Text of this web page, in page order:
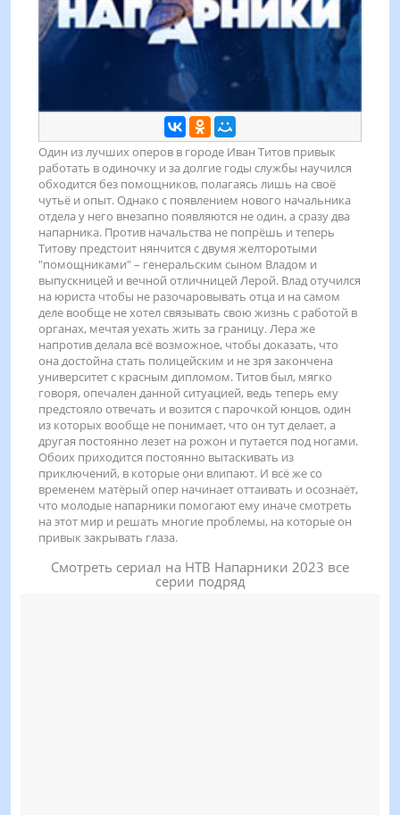
Один из лучших оперов в городе Иван Титов привык
работать в одиночку и за долгие годы службы научился
обходится без помощников, полагаясь лишь на своё
чутьё и опыт. Однако с появлением нового начальника
отдела у него внезапно появляются не один, а сразу два
напарника. Против начальства не попрёшь и теперь
Титову предстоит нянчится с двумя желторотыми
"помощниками" – генеральским сыном Владом и
выпускницей и вечной отличницей Лерой. Влад отучился
на юриста чтобы не разочаровывать отца и на самом
деле вообще не хотел связывать свою жизнь с работой в
органах, мечтая уехать жить за границу. Лера же
напротив делала всё возможное, чтобы доказать, что
она достойна стать полицейским и не зря закончена
университет с красным дипломом. Титов был, мягко
говоря, опечален данной ситуацией, ведь теперь ему
предстояло отвечать и возится с парочкой юнцов, один
из которых вообще не понимает, что он тут делает, а
другая постоянно лезет на рожон и путается под ногами.
Обоих приходится постоянно вытаскивать из
приключений, в которые они влипают. И всё же со
временем матёрый опер начинает оттаивать и осознаёт,
что молодые напарники помогают ему иначе смотреть
на этот мир и решать многие проблемы, на которые он
привык закрывать глаза.
Смотреть сериал на НТВ Напарники 2023 все
серии подряд